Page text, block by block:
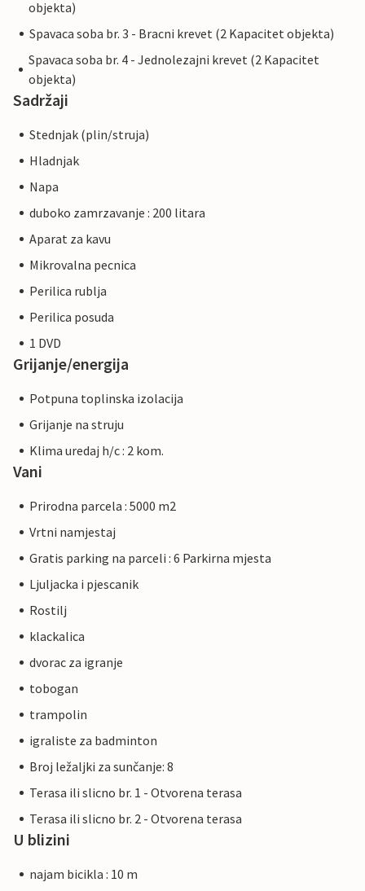
objekta)
Spavaca soba br. 3 - Bracni krevet (2 Kapacitet objekta)
Spavaca soba br. 4 - Jednolezajni krevet (2 Kapacitet
objekta)
Sadržaji
Stednjak (plin/struja)
Hladnjak
Napa
duboko zamrzavanje : 200 litara
Aparat za kavu
Mikrovalna pecnica
Perilica rublja
Perilica posuda
1 DVD
Grijanje/energija
Potpuna toplinska izolacija
Grijanje na struju
Klima uredaj h/c : 2 kom.
Vani
Prirodna parcela : 5000 m2
Vrtni namjestaj
Gratis parking na parceli : 6 Parkirna mjesta
Ljuljacka i pjescanik
Rostilj
klackalica
dvorac za igranje
tobogan
trampolin
igraliste za badminton
Broj ležaljki za sunčanje: 8
Terasa ili slicno br. 1 - Otvorena terasa
Terasa ili slicno br. 2 - Otvorena terasa
U blizini
najam bicikla : 10 m